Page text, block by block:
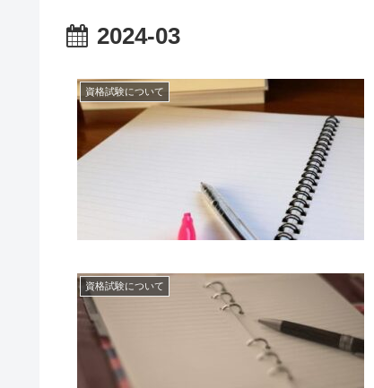
2024-03
資格試験について
資格試験について